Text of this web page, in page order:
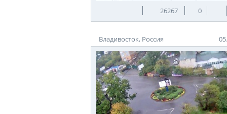
26267 0
Владивосток, Россия